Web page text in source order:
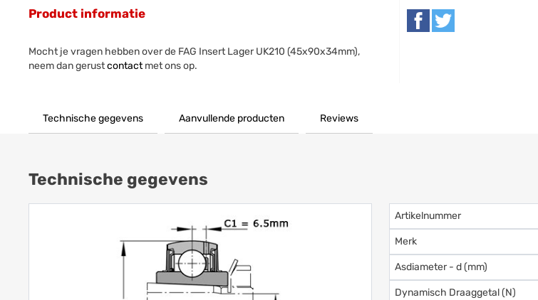
Product informatie
Mocht je vragen hebben over de FAG Insert Lager UK210 (45x90x34mm),
neem dan gerustcontactmet ons op.
Technische gegevens Aanvullende producten Reviews
Technische gegevens
Artikelnummer
Merk
Asdiameter - d (mm)
Dynamisch Draaggetal (N)